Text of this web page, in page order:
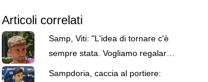
Articoli correlati
Samp, Viti: "L'idea di tornare c'è
sempre stata. Vogliamo regalare
Sampdoria, caccia al portiere: